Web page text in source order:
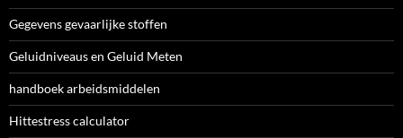
Gegevens gevaarlijke stoffen
Geluidniveaus en Geluid Meten
handboek arbeidsmiddelen
Hittestress calculator